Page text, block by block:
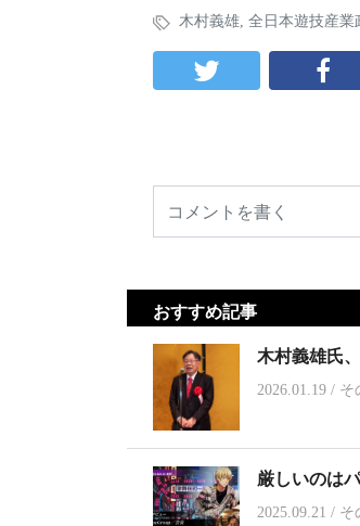
木村義雄, 全日本遊技産業
おすすめ記事
木村義雄氏
2026.01.19 / そ
厳しいのは
2025.09.21 / そ